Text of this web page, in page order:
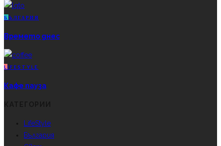
Б ЪЛГАРИЯ
Времето днес
L IFESTYLE
Кафе пауза
LifeStyle
България